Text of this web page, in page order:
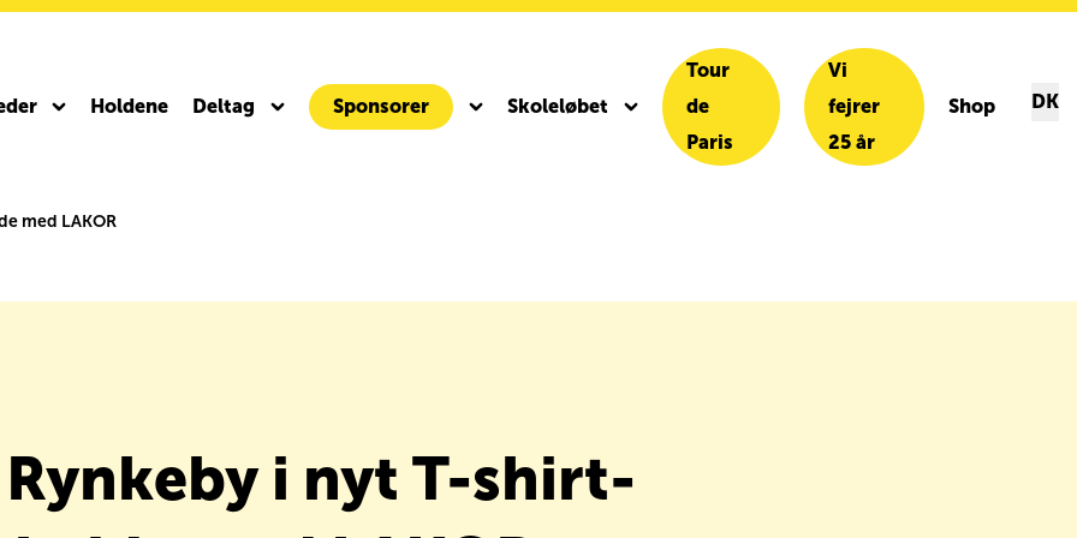
Holdene Deltag Sponsorer Skoleløbet
Tour
de
Paris
Vi
fejrer
25 år
Shop DK
med LAKOR
Rynkeby i nyt T-shirt-